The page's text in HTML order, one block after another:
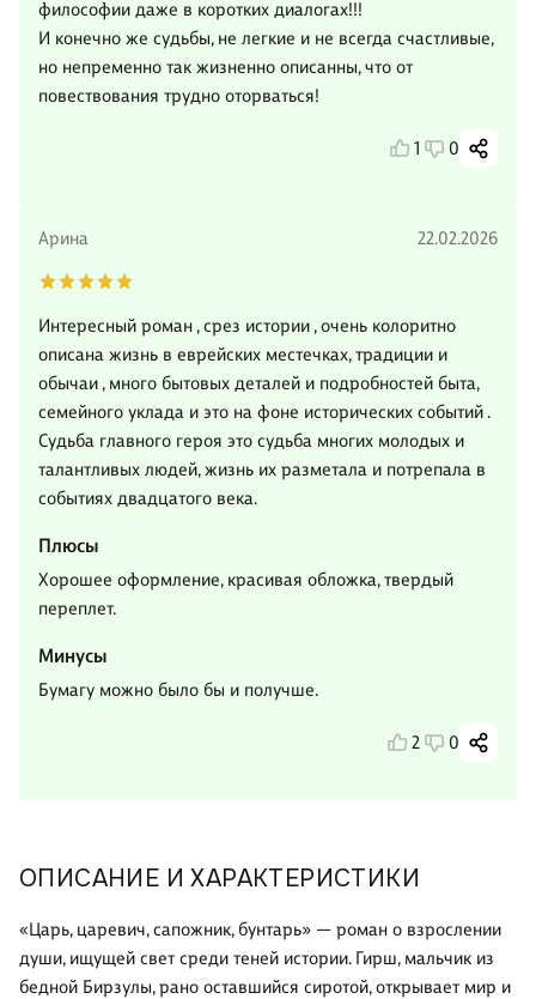
ОПИСАНИЕ И ХАРАКТЕРИСТИКИ
«Царь, царевич, сапожник, бунтарь» — роман о взрослении
души, ищущей свет среди теней истории. Гирш, мальчик из
бедной Бирзулы, рано оставшийся сиротой, открывает мир и
философии даже в коротких диалогах!!!
И конечно же судьбы, не легкие и не всегда счастливые,
но непременно так жизненно описанны, что от
повествования трудно оторваться!
1 0
Арина 22.02.2026
Интересный роман , срез истории , очень колоритно
описана жизнь в еврейских местечках, традиции и
обычаи , много бытовых деталей и подробностей быта,
семейного уклада и это на фоне исторических событий .
Судьба главного героя это судьба многих молодых и
талантливых людей, жизнь их разметала и потрепала в
событиях двадцатого века.
Плюсы
Хорошее оформление, красивая обложка, твердый
переплет.
Минусы
Бумагу можно было бы и получше.
2 0